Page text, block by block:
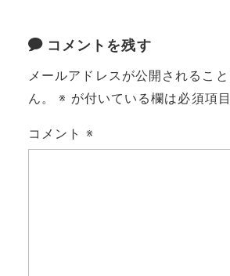
コメントを残す
メールアドレスが公開されるこ
ん。
※ が付いている欄は必須項
コメント ※